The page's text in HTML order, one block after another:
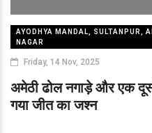
AYODHYA MANDAL, SULTANPUR,
NAGAR
Friday, 14 Nov, 2025
अमेठी ढोल नगाड़े और एक
गया जीत का जश्न